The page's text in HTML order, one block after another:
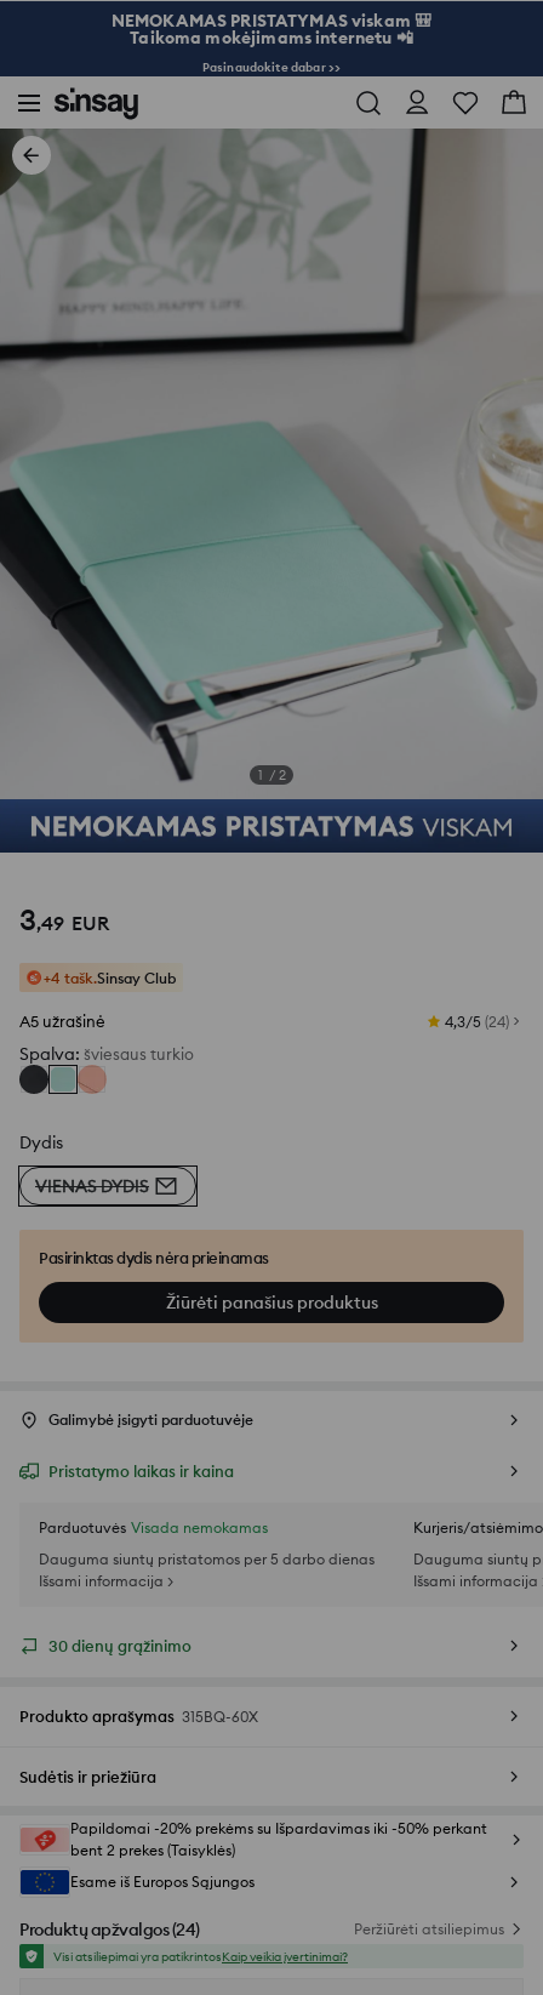
NEMOKAMAS PRISTATYMAS viskam 🎒
Taikoma mokėjimams internetu 📲
Pasinaudokite dabar >>
1 / 2
3,49 EUR
+4 tašk.Sinsay Club
A5 užrašinė 4,3/5 (24)
Spalva: šviesaus turkio
Dydis
VIENAS DYDIS
Pasirinktas dydis nėra prieinamas
Žiūrėti panašius produktus
Galimybė įsigyti parduotuvėje
Pristatymo laikas ir kaina
Parduotuvės Visada nemokamas
Dauguma siuntų pristatomos per 5 darbo dienas
Išsami informacija >
Kurjeris/
Dauguma siuntų
Išsami informacija
30 dienų grąžinimo
Produkto aprašymas 315BQ-60X
Sudėtis ir priežiūra
Papildomai -20% prekėms su Išpardavimas iki -50% perkant
bent 2 prekes (Taisyklės)
Esame iš Europos Sąjungos
Produktų apžvalgos(24) Peržiūrėti atsiliepimus
Visi atsiliepimai yra patikrintosKaip veikia įvertinimai?